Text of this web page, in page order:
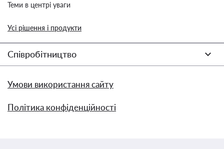
Теми в центрі уваги
Усі рішення і продукти
Співробітництво
Умови використання сайту
Політика конфіденційності